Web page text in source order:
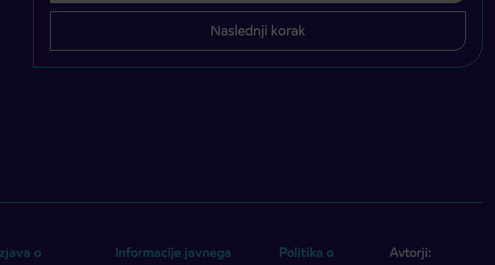
Naslednji korak
o
Informacije javnega
Politika o
Avtorji: